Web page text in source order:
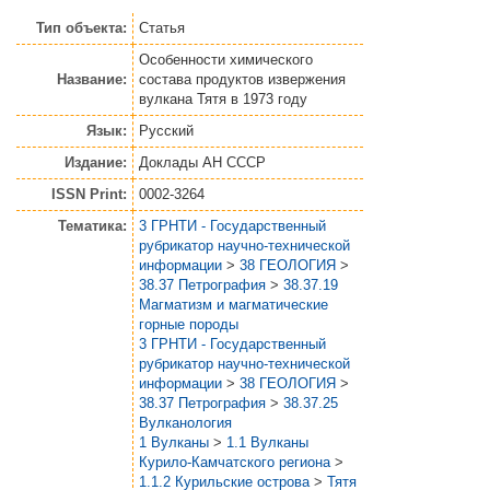
Тип объекта: Статья
Название:
Особенности химического
состава продуктов извержения
вулкана Тятя в 1973 году
Язык:
Русский
Издание:
Доклады АН СССР
ISSN Print:
0002-3264
Тематика:
3 ГРНТИ - Государственный
рубрикатор научно-технической
информации > 38 ГЕОЛОГИЯ >
38.37 Петрография > 38.37.19
Магматизм и магматические
горные породы
3 ГРНТИ - Государственный
рубрикатор научно-технической
информации > 38 ГЕОЛОГИЯ >
38.37 Петрография > 38.37.25
Вулканология
1 Вулканы > 1.1 Вулканы
Курило-Камчатского региона >
1.1.2 Курильские острова > Тятя